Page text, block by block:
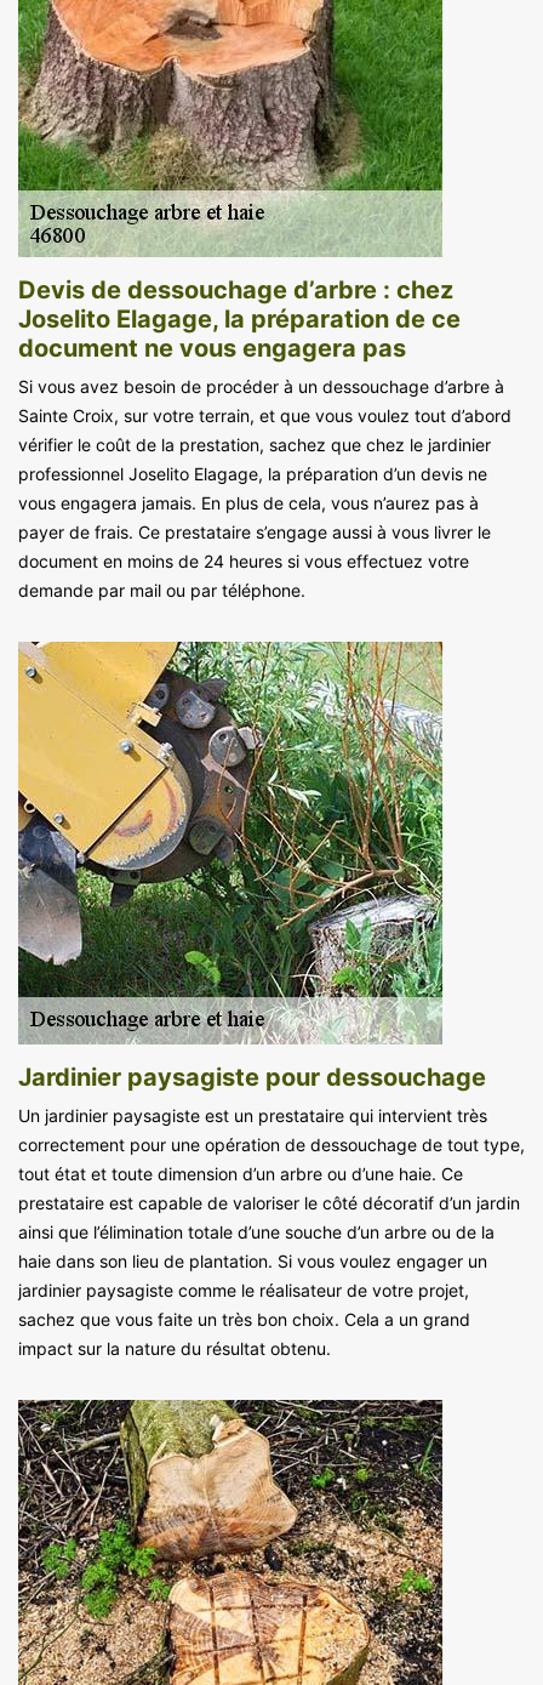
Devis de dessouchage d’arbre : chez
Joselito Elagage, la préparation de ce
document ne vous engagera pas
Si vous avez besoin de procéder à un dessouchage d’arbre à
Sainte Croix, sur votre terrain, et que vous voulez tout d’abord
vérifier le coût de la prestation, sachez que chez le jardinier
professionnel Joselito Elagage, la préparation d’un devis ne
vous engagera jamais. En plus de cela, vous n’aurez pas à
payer de frais. Ce prestataire s’engage aussi à vous livrer le
document en moins de 24 heures si vous effectuez votre
demande par mail ou par téléphone.
Jardinier paysagiste pour dessouchage
Un jardinier paysagiste est un prestataire qui intervient très
correctement pour une opération de dessouchage de tout type,
tout état et toute dimension d’un arbre ou d’une haie. Ce
prestataire est capable de valoriser le côté décoratif d’un jardin
ainsi que l’élimination totale d’une souche d’un arbre ou de la
haie dans son lieu de plantation. Si vous voulez engager un
jardinier paysagiste comme le réalisateur de votre projet,
sachez que vous faite un très bon choix. Cela a un grand
impact sur la nature du résultat obtenu.